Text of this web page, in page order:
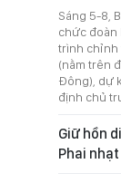
Sáng 5-8,
chức đoàn
trình chỉnh
(nằm trên
Đông), dự
định chủ
Giữ hồn
Phai